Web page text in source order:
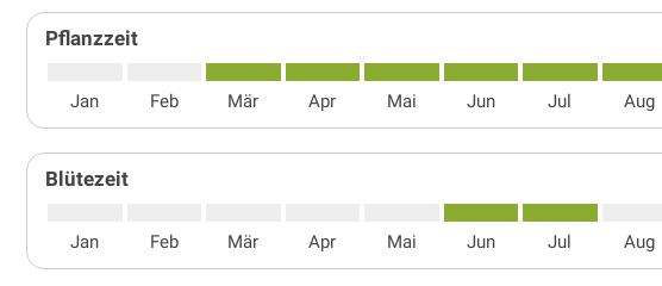
Pflanzzeit
Jan Feb Mär Apr Mai Jun Jul Aug
Blütezeit
Jan Feb Mär Apr Mai Jun Jul Aug